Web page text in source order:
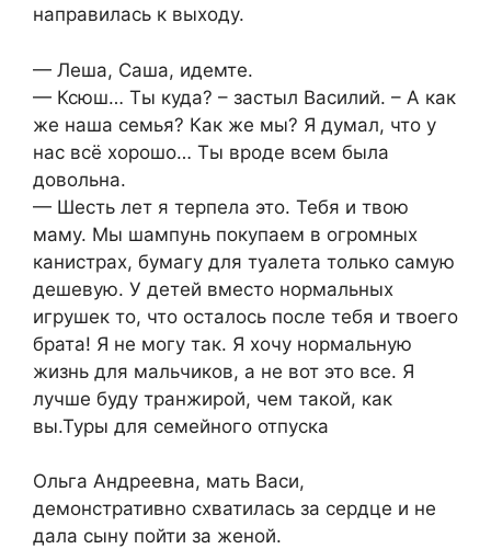
направилась к выходу.
— Леша, Саша, идемте.
— Ксюш… Ты куда? – застыл Василий. – А как
же наша семья? Как же мы? Я думал, что у
нас всё хорошо… Ты вроде всем была
довольна.
— Шесть лет я терпела это. Тебя и твою
маму. Мы шампунь покупаем в огромных
канистрах, бумагу для туалета только самую
дешевую. У детей вместо нормальных
игрушек то, что осталось после тебя и твоего
брата! Я не могу так. Я хочу нормальную
жизнь для мальчиков, а не вот это все. Я
лучше буду транжирой, чем такой, как
вы.Туры для семейного отпуска
Ольга Андреевна, мать Васи,
демонстративно схватилась за сердце и не
дала сыну пойти за женой.